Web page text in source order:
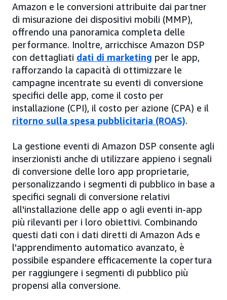
Amazon e le conversioni attribuite dai partner
di misurazione dei dispositivi mobili (MMP),
offrendo una panoramica completa delle
performance. Inoltre, arricchisce Amazon DSP
con dettagliati dati di marketing per le app,
rafforzando la capacità di ottimizzare le
campagne incentrate su eventi di conversione
specifici delle app, come il costo per
installazione (CPI), il costo per azione (CPA) e il
ritorno sulla spesa pubblicitaria (ROAS).
La gestione eventi di Amazon DSP consente agli
inserzionisti anche di utilizzare appieno i segnali
di conversione delle loro app proprietarie,
personalizzando i segmenti di pubblico in base a
specifici segnali di conversione relativi
all'installazione delle app o agli eventi in-app
più rilevanti per i loro obiettivi. Combinando
questi dati con i dati diretti di Amazon Ads e
l'apprendimento automatico avanzato, è
possibile espandere efficacemente la copertura
per raggiungere i segmenti di pubblico più
propensi alla conversione.